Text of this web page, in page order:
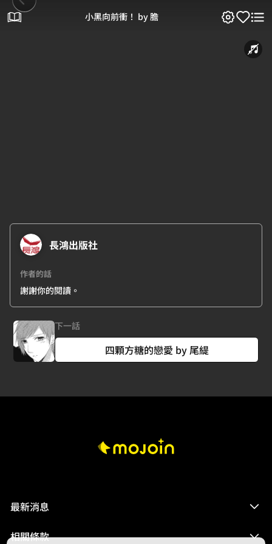
小黑向前衝！ by 膽
長鴻出版社
作者的話
謝謝你的閱讀。
下一話
四顆方糖的戀愛 by 尾緹
最新消息
相關條款